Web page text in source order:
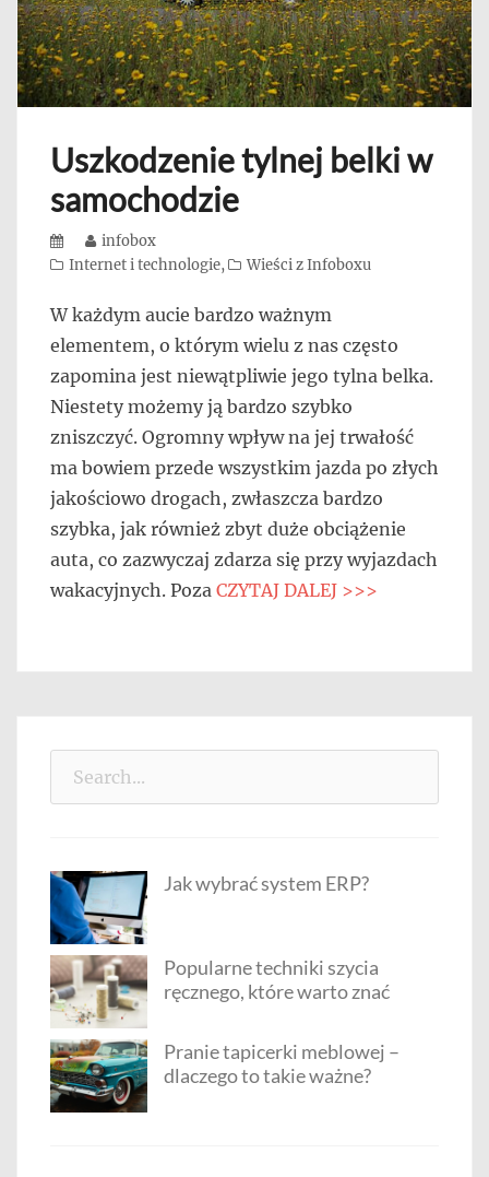
Uszkodzenie tylnej belki w
samochodzie
Posted
on
Author
infobox
Categories
Internet i technologie, Wieści z Infoboxu
W każdym aucie bardzo ważnym
elementem, o którym wielu z nas często
zapomina jest niewątpliwie jego tylna belka.
Niestety możemy ją bardzo szybko
zniszczyć. Ogromny wpływ na jej trwałość
ma bowiem przede wszystkim jazda po złych
jakościowo drogach, zwłaszcza bardzo
szybka, jak również zbyt duże obciążenie
auta, co zazwyczaj zdarza się przy wyjazdach
wakacyjnych. Poza CZYTAJ DALEJ >>>
Jak wybrać system ERP?
Popularne techniki szycia
ręcznego, które warto znać
Pranie tapicerki meblowej –
dlaczego to takie ważne?